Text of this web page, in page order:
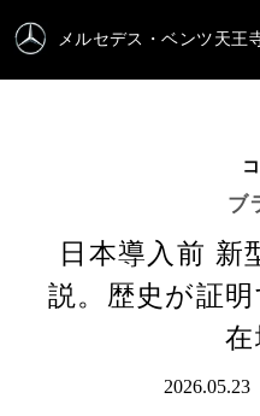
メルセデス・ベンツ天王
日本導入前 新
説。歴史が証
在
ブ
2026.05.23